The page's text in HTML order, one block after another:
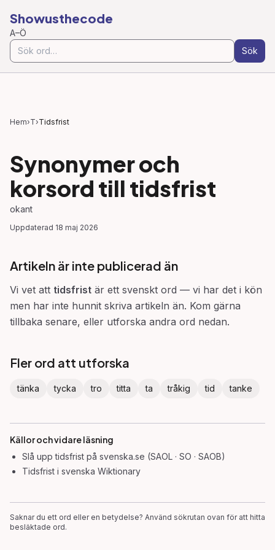
Showusthecode
A–Ö
Sök
Hem›T›Tidsfrist
Synonymer och
korsord till tidsfrist
okant
Uppdaterad 18 maj 2026
Artikeln är inte publicerad än
Vi vet att tidsfrist är ett svenskt ord — vi har det i kön
men har inte hunnit skriva artikeln än. Kom gärna
tillbaka senare, eller utforska andra ord nedan.
Fler ord att utforska
tänka tycka tro titta ta tråkig tid tanke
Källor och vidare läsning
Slå upptidsfrist på svenska.se (SAOL · SO · SAOB)
Tidsfrist i svenska Wiktionary
Saknar du ett ord eller en betydelse? Använd sökrutan ovan för att hitta
besläktade ord.